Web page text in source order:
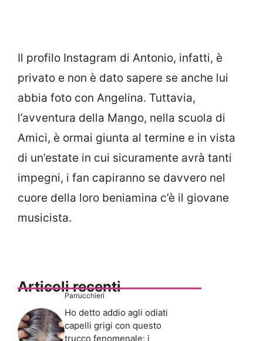
Il profilo Instagram di Antonio, infatti, è
privato e non è dato sapere se anche lui
abbia foto con Angelina. Tuttavia,
l’avventura della Mango, nella scuola di
Amici, è ormai giunta al termine e in vista
di un’estate in cui sicuramente avrà tanti
impegni, i fan capiranno se davvero nel
cuore della loro beniamina c’è il giovane
musicista.
Articoli recenti
Parrucchieri
Ho detto addio agli odiati
capelli grigi con questo
trucco fenomenale: i